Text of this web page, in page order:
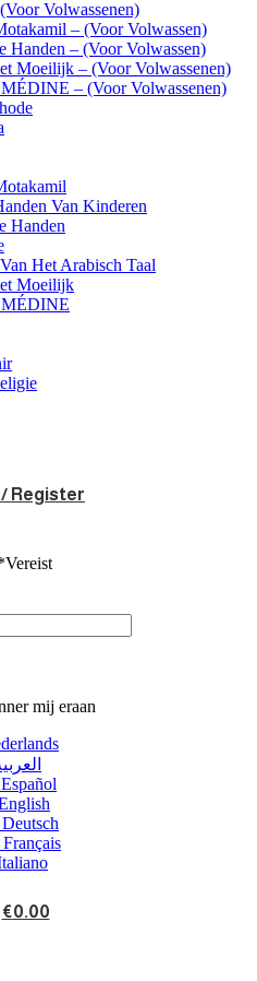
Volwassenen)
– (Voor Volwassen)
Handen – (Voor Volwassen)
Moeilijk – (Voor Volwassenen)
– (Voor Volwassenen)
Van Kinderen
Handen
Het Arabisch Taal
Moeilijk
/ Register
Vereist
mij eraan
Español
Deutsch
Français
€0.00